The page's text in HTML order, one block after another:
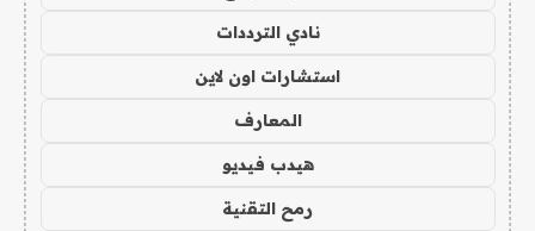
نادي الترددات
استشارات اون لاين
المعارف
هيدب فيديو
رمح التقنية